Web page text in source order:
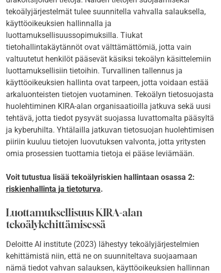
tekoälyjärjestelmät tulee suunnitella vahvalla salauksella,
käyttöoikeuksien hallinnalla ja
luottamuksellisuussopimuksilla. Tiukat
tietohallintakäytännöt ovat välttämättömiä, jotta vain
valtuutetut henkilöt pääsevät käsiksi tekoälyn käsittelemiin
luottamuksellisiin tietoihin. Turvallinen tallennus ja
käyttöoikeuksien hallinta ovat tarpeen, jotta voidaan estää
arkaluonteisten tietojen vuotaminen. Tekoälyn tietosuojasta
huolehtiminen KIRA-alan organisaatioilla jatkuva sekä uusi
tehtävä, jotta tiedot pysyvät suojassa luvattomalta pääsyltä
ja kyberuhilta. Yhtälailla jatkuvan tietosuojan huolehtimisen
piiriin kuuluu tietojen luovutuksen valvonta, jotta yritysten
omia prosessien tuottamia tietoja ei pääse leviämään.
Voit tutustua lisää tekoälyriskien hallintaan osassa 2:
riskienhallinta ja tietoturva.
Luottamuksellisuus KIRA-alan
tekoälykehittämisessä
Deloitte AI institute (2023) lähestyy tekoälyjärjestelmien
kehittämistä niin, että ne on suunniteltava suojaamaan
nämä tiedot vahvan salauksen, käyttöoikeuksien hallinnan